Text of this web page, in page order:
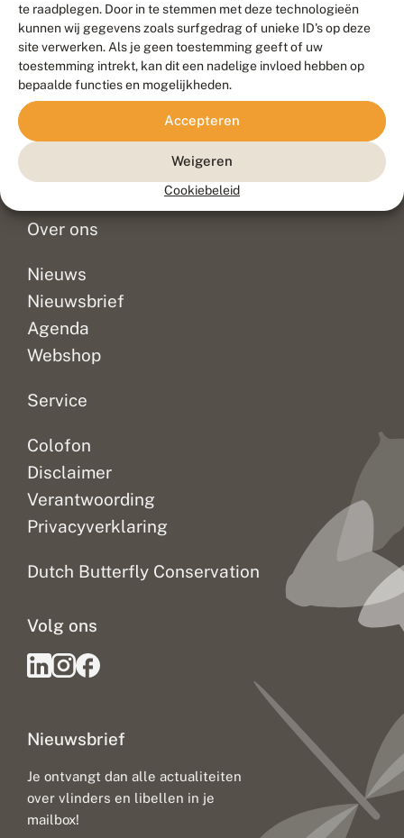
te raadplegen. Door in te stemmen met deze technologieën
kunnen wij gegevens zoals surfgedrag of unieke ID's op deze
site verwerken. Als je geen toestemming geeft of uw
toestemming intrekt, kan dit een nadelige invloed hebben op
bepaalde functies en mogelijkheden.
Accepteren
Weigeren
Cookiebeleid
Contact
Veelgestelde vragen
Doneer
Over ons
Nieuws
Nieuwsbrief
Agenda
Webshop
Service
Colofon
Disclaimer
Verantwoording
Privacyverklaring
Dutch Butterfly Conservation
Nieuwsbrief
Je ontvangt dan alle actualiteiten
over vlinders en libellen in je
mailbox!
Volg ons
Meld waarnemingen© 2026 Vlinderstichting
Duurzaam ontwikkeld door
Go2People
, ontworpen door
Blue Field Agency
Privacy
Disclaimer
Sitemap